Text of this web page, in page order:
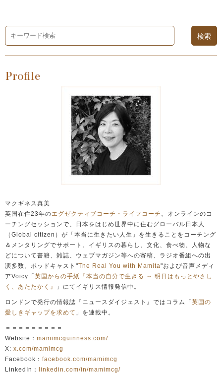
マクギネス真美
英国在住23年のエグゼクティブコーチ・ライフコーチ 。オンラインのコ
ーチングセッションで、日本をはじめ世界中に住むグローバル日本人
（Global citizen）が「本当に生きたい人生」を生きることをコーチング
＆メンタリングでサポート。イギリスの暮らし、文化、食べ物、人物な
どについて書籍、雑誌、ウェブマガジン等への寄稿、ラジオ番組への出
演多数。ポッドキャスト"The Real You with Mamita"および音声メディ
アVoicy「 英国からの手紙『本当の自分で生きる ～ 明日はもっとやさし
く、あたたかく』
」にてイギリス情報発信中。
ロンドンで発行の情報誌『ニュースダイジェスト』ではコラム「 英国の
愛しきギャップを求めて 」を連載中。
＝＝＝＝＝＝＝＝＝
Website： mamimcguinness.com/
X: x.com/mamimcg
Facebook： facebook.com/mamimcg
LinkedIn：
linkedin.com/in/mamimcg/